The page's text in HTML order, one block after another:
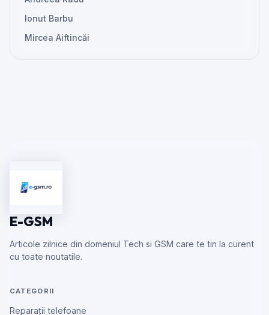
Ionut Barbu
Mircea Aiftincăi
E-GSM
Articole zilnice din domeniul Tech si GSM care te tin la curent
cu toate noutatile.
CATEGORII
Reparații telefoane